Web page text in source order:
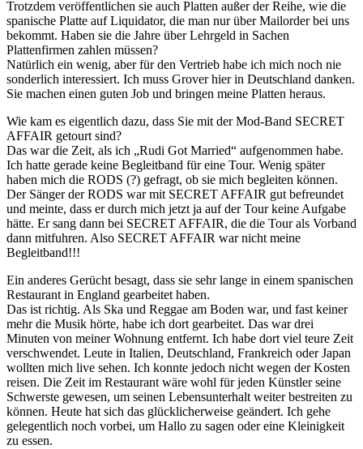
Trotzdem veröffentlichen sie auch Platten außer der Reihe, wie die
spanische Platte auf Liquidator, die man nur über Mailorder bei uns
bekommt. Haben sie die Jahre über Lehrgeld in Sachen
Plattenfirmen zahlen müssen?
Natürlich ein wenig, aber für den Vertrieb habe ich mich noch nie
sonderlich interessiert. Ich muss Grover hier in Deutschland danken.
Sie machen einen guten Job und bringen meine Platten heraus.
Wie kam es eigentlich dazu, dass Sie mit der Mod-Band SECRET
AFFAIR getourt sind?
Das war die Zeit, als ich „Rudi Got Married“ aufgenommen habe.
Ich hatte gerade keine Begleitband für eine Tour. Wenig später
haben mich die RODS (?) gefragt, ob sie mich begleiten können.
Der Sänger der RODS war mit SECRET AFFAIR gut befreundet
und meinte, dass er durch mich jetzt ja auf der Tour keine Aufgabe
hätte. Er sang dann bei SECRET AFFAIR, die die Tour als Vorband
dann mitfuhren. Also SECRET AFFAIR war nicht meine
Begleitband!!!
Ein anderes Gerücht besagt, dass sie sehr lange in einem spanischen
Restaurant in England gearbeitet haben.
Das ist richtig. Als Ska und Reggae am Boden war, und fast keiner
mehr die Musik hörte, habe ich dort gearbeitet. Das war drei
Minuten von meiner Wohnung entfernt. Ich habe dort viel teure Zeit
verschwendet. Leute in Italien, Deutschland, Frankreich oder Japan
wollten mich live sehen. Ich konnte jedoch nicht wegen der Kosten
reisen. Die Zeit im Restaurant wäre wohl für jeden Künstler seine
Schwerste gewesen, um seinen Lebensunterhalt weiter bestreiten zu
können. Heute hat sich das glücklicherweise geändert. Ich gehe
gelegentlich noch vorbei, um Hallo zu sagen oder eine Kleinigkeit
zu essen.